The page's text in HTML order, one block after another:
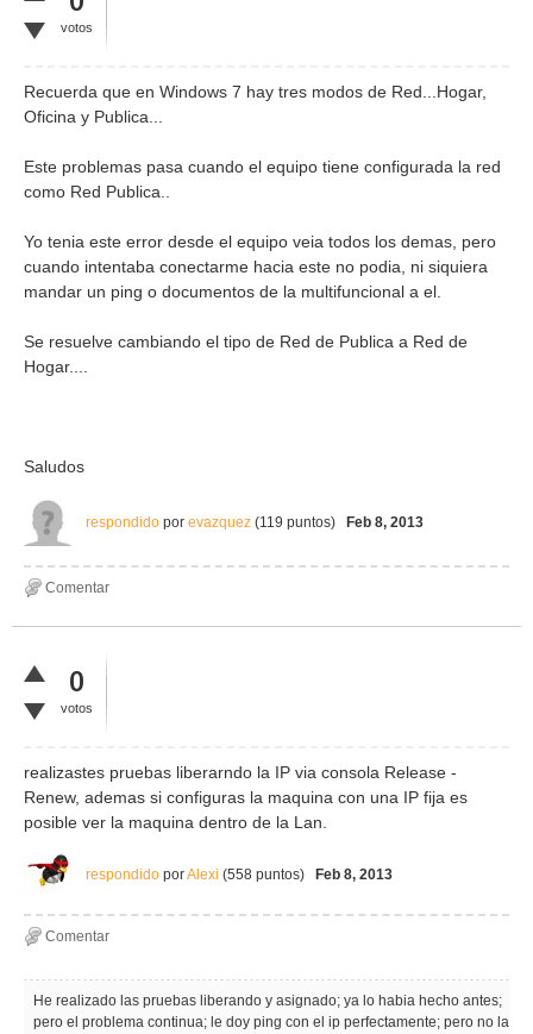
votos
Recuerda que en Windows 7 hay tres modos de Red...Hogar,
Oficina y Publica...
Este problemas pasa cuando el equipo tiene configurada la red
como Red Publica..
Yo tenia este error desde el equipo veia todos los demas, pero
cuando intentaba conectarme hacia este no podia, ni siquiera
mandar un ping o documentos de la multifuncional a el.
Se resuelve cambiando el tipo de Red de Publica a Red de
Hogar....
Saludos
respondido por evazquez (119 puntos) Feb 8, 2013
0
votos
realizastes pruebas liberarndo la IP via consola Release -
Renew, ademas si configuras la maquina con una IP fija es
posible ver la maquina dentro de la Lan.
respondido porAlexi (558 puntos) Feb 8, 2013
He realizado las pruebas liberando y asignado; ya lo habia hecho antes;
pero el problema continua; le doy ping con el ip perfectamente; pero no la